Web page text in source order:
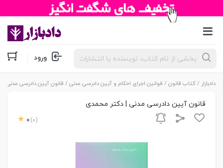
جستجوی
محصولات ورود
دادبازار /کتاب قانون / قوانین اجرای احکام و آیین دادرسی مدنی / قانون آیین دادرسی مدنی
قانون آیین دادرسی مدنی | دکتر محمدی
0 (0)